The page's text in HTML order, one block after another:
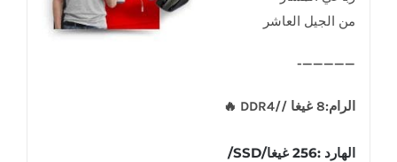
من الجيل العاشر
—————-
الرام:8 غيغا //DDR4 🔥
الهارد :256 غيغا/SSD/